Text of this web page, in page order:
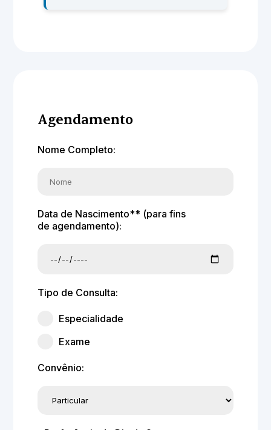
Agendamento
Nome Completo:
Data de Nascimento** (para fins
de agendamento):
Tipo de Consulta:
Especialidade
Exame
Convênio: